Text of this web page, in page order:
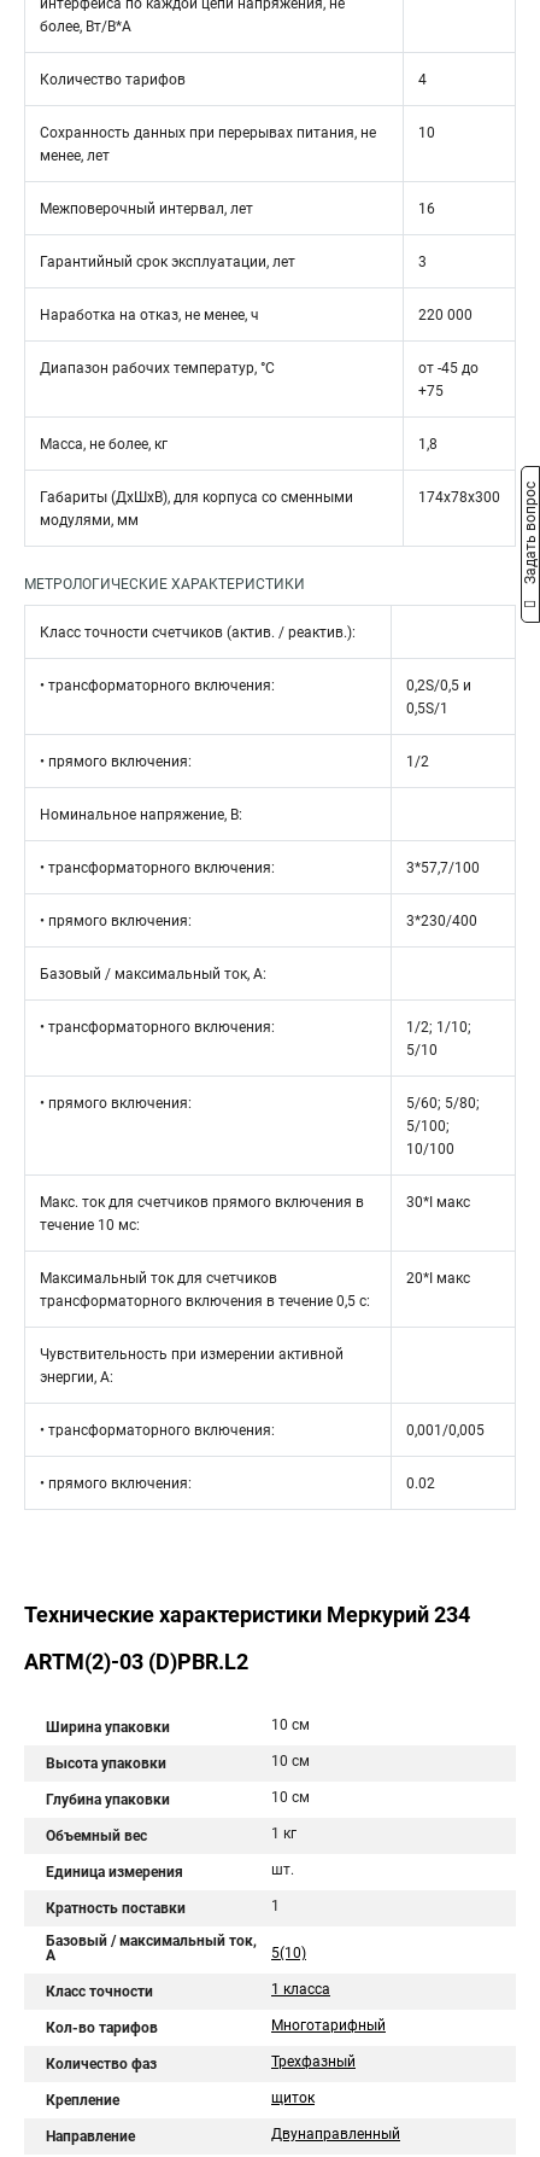
интерфейса по каждой цепи напряжения, не
более, Вт/В*А
Количество тарифов 4
Сохранность данных при перерывах питания, не
менее, лет
10
Межповерочный интервал, лет 16
Гарантийный срок эксплуатации, лет 3
Наработка на отказ, не менее, ч 220 000
Диапазон рабочих температур, °С
от -45 до
+75
Масса, не более, кг 1,8
Габариты (ДхШхВ), для корпуса со сменными
модулями, мм
174x78x300
МЕТРОЛОГИЧЕСКИЕ ХАРАКТЕРИСТИКИ
Класс точности счетчиков (актив. / реактив.):
• трансформаторного включения:
0,2S/0,5 и
0,5S/1
• прямого включения: 1/2
Номинальное напряжение, В:
• трансформаторного включения: 3*57,7/100
• прямого включения: 3*230/400
Базовый / максимальный ток, А:
• трансформаторного включения:
1/2; 1/10;
5/10
• прямого включения:
5/60; 5/80;
5/100;
10/100
Макс. ток для счетчиков прямого включения в
течение 10 мс:
30*I макс
Максимальный ток для счетчиков
трансформаторного включения в течение 0,5 с:
20*I макс
Чувствительность при измерении активной
энергии, А:
• трансформаторного включения: 0,001/0,005
• прямого включения: 0.02
Технические характеристики Mеркурий 234
ARTM(2)-03 (D)PBR.L2
Ширина упаковки 10 см
Высота упаковки 10 см
Глубина упаковки 10 см
Объемный вес 1 кг
Единица измерения шт.
Кратность поставки 1
Базовый / максимальный ток,
А
5(10)
Класс точности 1 класса
Кол-во тарифов Многотарифный
Количество фаз Трехфазный
Крепление щиток
Направление Двунаправленный
Задать вопрос